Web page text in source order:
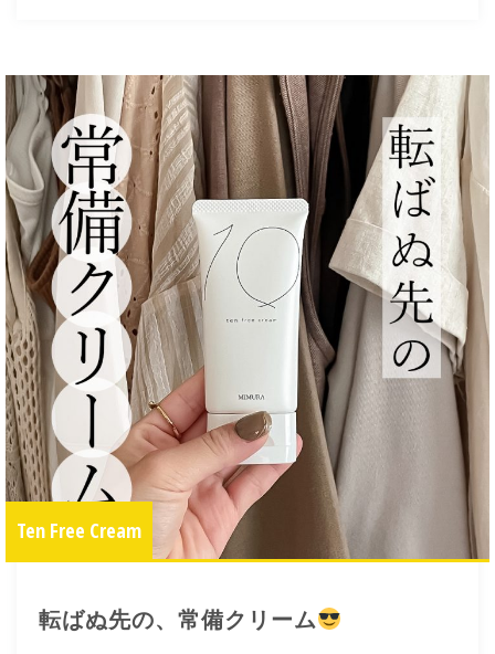
Ten Free Cream
転ばぬ先の、常備クリーム